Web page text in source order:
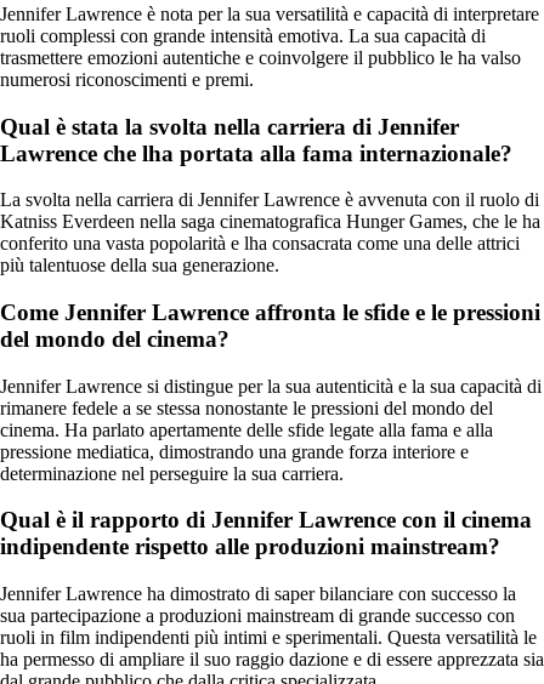
Jennifer Lawrence è nota per la sua versatilità e capacità di interpretare
ruoli complessi con grande intensità emotiva. La sua capacità di
trasmettere emozioni autentiche e coinvolgere il pubblico le ha valso
numerosi riconoscimenti e premi.
Qual è stata la svolta nella carriera di Jennifer
Lawrence che lha portata alla fama internazionale?
La svolta nella carriera di Jennifer Lawrence è avvenuta con il ruolo di
Katniss Everdeen nella saga cinematografica Hunger Games, che le ha
conferito una vasta popolarità e lha consacrata come una delle attrici
più talentuose della sua generazione.
Come Jennifer Lawrence affronta le sfide e le pressioni
del mondo del cinema?
Jennifer Lawrence si distingue per la sua autenticità e la sua capacità di
rimanere fedele a se stessa nonostante le pressioni del mondo del
cinema. Ha parlato apertamente delle sfide legate alla fama e alla
pressione mediatica, dimostrando una grande forza interiore e
determinazione nel perseguire la sua carriera.
Qual è il rapporto di Jennifer Lawrence con il cinema
indipendente rispetto alle produzioni mainstream?
Jennifer Lawrence ha dimostrato di saper bilanciare con successo la
sua partecipazione a produzioni mainstream di grande successo con
ruoli in film indipendenti più intimi e sperimentali. Questa versatilità le
ha permesso di ampliare il suo raggio dazione e di essere apprezzata sia